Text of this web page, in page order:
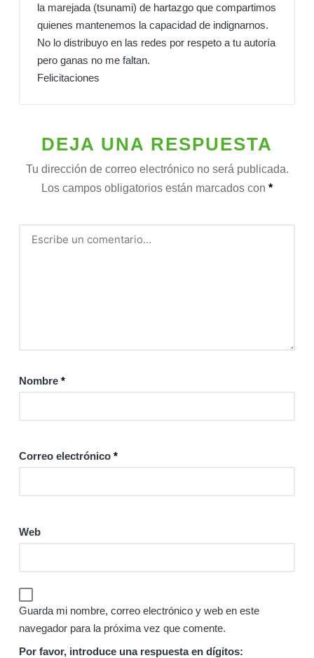
la marejada (tsunami) de hartazgo que compartimos
quienes mantenemos la capacidad de indignarnos.
No lo distribuyo en las redes por respeto a tu autoría
pero ganas no me faltan.
Felicitaciones
DEJA UNA RESPUESTA
Tu dirección de correo electrónico no será publicada.
Los campos obligatorios están marcados con *
Nombre *
Correo electrónico *
Web
Guarda mi nombre, correo electrónico y web en este
navegador para la próxima vez que comente.
Por favor, introduce una respuesta en dígitos: